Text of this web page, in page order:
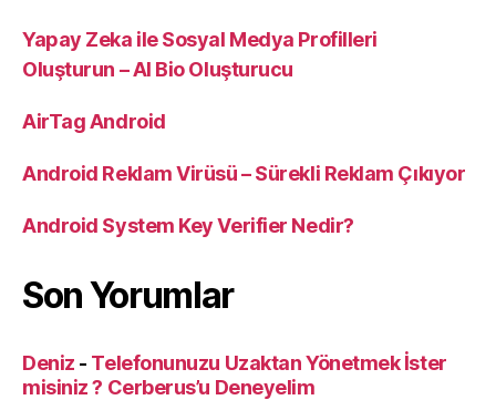
Yapay Zeka ile Sosyal Medya Profilleri
Oluşturun – AI Bio Oluşturucu
AirTag Android
Android Reklam Virüsü – Sürekli Reklam Çıkıyor
Android System Key Verifier Nedir?
Son Yorumlar
Deniz - Telefonunuzu Uzaktan Yönetmek İster
misiniz ? Cerberus’u Deneyelim